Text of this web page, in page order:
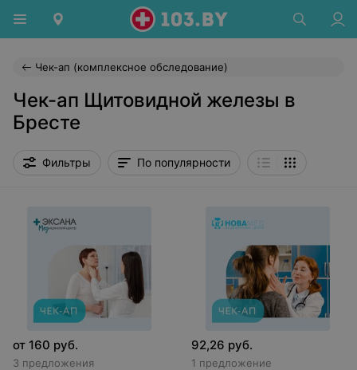
Чек-ап (комплексное обследование)
Чек-ап Щитовидной железы в
Бресте
Фильтры По популярности
от 160 руб.
3 предложения
92,26 руб.
1 предложение